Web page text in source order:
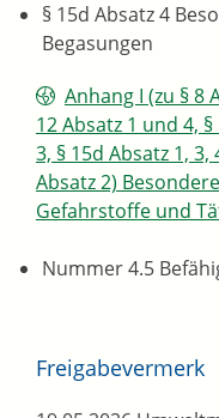
§ 15d Absatz 4
Begasungen
Anhang I (zu § 8
12 Absatz 1 und 4,
3, § 15d Absatz 1, 3,
Absatz 2)
Gefahrstoffe und
Nummer 4.5
Freigabevermerk